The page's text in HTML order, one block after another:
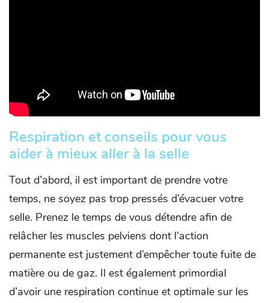
Respiration et conseils pour vous
aider à mieux aller à la selle
Tout d’abord, il est important de prendre votre
temps, ne soyez pas trop pressés d’évacuer votre
selle. Prenez le temps de vous détendre afin de
relâcher les muscles pelviens dont l’action
permanente est justement d’empêcher toute fuite de
matière ou de gaz. Il est également primordial
d’avoir une respiration continue et optimale sur les